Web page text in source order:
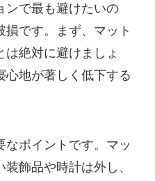
ンで最も避けたいの
です。まず、マット
は絶対に避けましょ
心地が著しく低下する
なポイントです。マッ
飾品や時計は外し、